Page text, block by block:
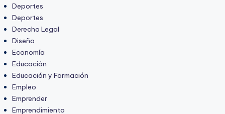
Deportes
Deportes
Derecho Legal
Diseño
Economía
Educación
Educación y Formación
Empleo
Emprender
Emprendimiento